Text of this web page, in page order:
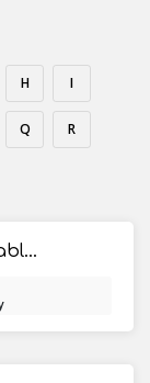
Decimal Classification. Tables générales
H I
Q R